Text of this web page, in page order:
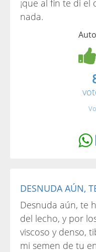
¡que al fin te di el
nada.
DESNUDA AÚN,
Desnuda aún, te
del lecho, y por
viscoso y denso,
mi semen de tu